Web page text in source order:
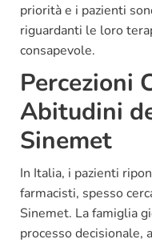
priorità e i pazienti
riguardanti le loro
consapevole.
Percezioni
Abitudini
Sinemet
In Italia, i pazienti
farmacisti, spesso
Sinemet. La famiglia
processo decisionale,